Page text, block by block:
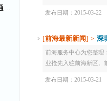
发布日期：2015-03-22
[前海最新新闻] > 深
前海服务中心为您整理
业抢先入驻前海新区。
发布日期：2015-03-21
深圳公司注册名称核准字号“无法通过”怎么办？